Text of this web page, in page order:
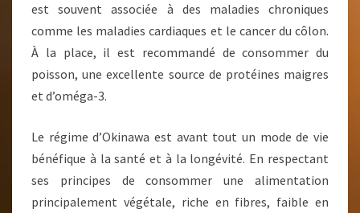
est souvent associée à des maladies chroniques
comme les maladies cardiaques et le cancer du côlon.
À la place, il est recommandé de consommer du
poisson, une excellente source de protéines maigres
et d’oméga-3.
Le régime d’Okinawa est avant tout un mode de vie
bénéfique à la santé et à la longévité. En respectant
ses principes de consommer une alimentation
principalement végétale, riche en fibres, faible en